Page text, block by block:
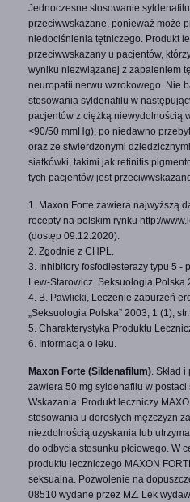
Jednoczesne stosowanie
przeciwwskazane, ponieważ może
niedociśnienia tętniczego. Produkt
przeciwwskazany u pacjentów,
wyniku niezwiązanej z zapaleniem
neuropatii nerwu wzrokowego. Nie
stosowania syldenafilu w
pacjentów z ciężką niewydolnością
<90/50 mmHg), po niedawno
oraz ze stwierdzonymi
siatkówki, takimi jak retinitis
tych pacjentów jest
1. Maxon Forte zawiera najwyższą
recepty na polskim rynku http://
(dostęp 09.12.2020).
2. Zgodnie z CHPL.
3. Inhibitory fosfodiesterazy typu 5 ‑
Lew‑Starowicz. Seksuologia Polska
4. B. Pawlicki, Leczenie zaburzeń
„Seksuologia Polska” 2003, 1 (1),
5. Charakterystyka Produktu
6. Informacja o leku.
Maxon Forte (Sildenafilum). Skład
zawiera 50 mg syldenafilu w
Wskazania: Produkt leczniczy
stosowania u dorosłych mężczyzn
niezdolnością uzyskania lub
do odbycia stosunku płciowego. W
produktu leczniczego MAXON
seksualna. Pozwolenie na
08510 wydane przez MZ. Lek